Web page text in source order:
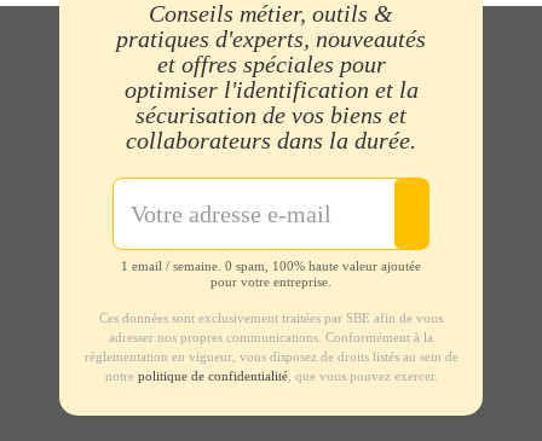
Conseils métier, outils &
pratiques d'experts, nouveautés
et offres spéciales pour
optimiser l'identification et la
sécurisation de vos biens et
collaborateurs dans la durée.
1 email / semaine. 0 spam, 100% haute valeur ajoutée
pour votre entreprise.
Ces données sont exclusivement traitées par SBE afin de vous
adresser nos propres communications. Conformément à la
règlementation en vigueur, vous disposez de droits listés au sein de
notre politique de confidentialité, que vous pouvez exercer.